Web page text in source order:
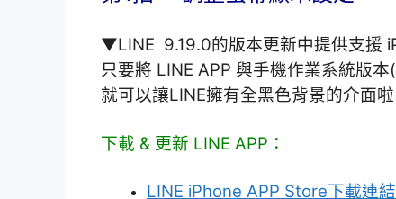
▼LINE 9.19.0的版本更新中提供支援
只要將 LINE APP 與手機作業系統版
就可以讓LINE擁有全黑色背景的介面啦
下載 & 更新 LINE APP：
LINE iPhone APP Store下載連結